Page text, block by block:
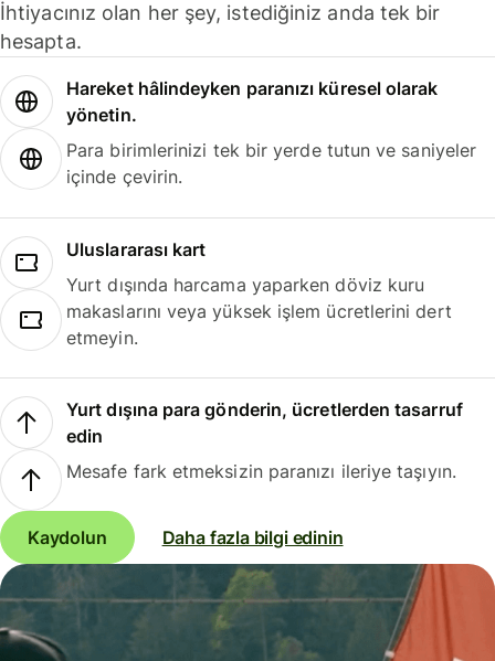
İhtiyacınız olan her şey, istediğiniz anda tek bir
hesapta.
Hareket hâlindeyken paranızı küresel olarak
yönetin.
Para birimlerinizi tek bir yerde tutun ve saniyeler
içinde çevirin.
Uluslararası kart
Yurt dışında harcama yaparken döviz kuru
makaslarını veya yüksek işlem ücretlerini dert
etmeyin.
Yurt dışına para gönderin, ücretlerden tasarruf
edin
Mesafe fark etmeksizin paranızı ileriye taşıyın.
Kaydolun Daha fazla bilgi edinin